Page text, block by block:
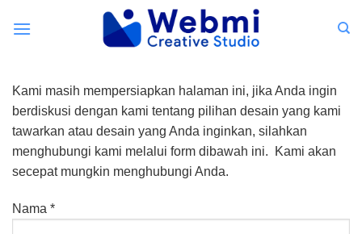
Kami masih mempersiapkan halaman ini, jika Anda ingin
berdiskusi dengan kami tentang pilihan desain yang kami
tawarkan atau desain yang Anda inginkan, silahkan
menghubungi kami melalui form dibawah ini. Kami akan
secepat mungkin menghubungi Anda.
Nama *